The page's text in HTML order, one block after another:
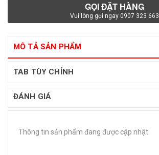
GỌI ĐẶT HÀNG
Vui lòng gọi ngay 0907 323 663
MÔ TẢ SẢN PHẨM
TAB TÙY CHỈNH
ĐÁNH GIÁ
Thông tin sản phẩm đang được cập nhật